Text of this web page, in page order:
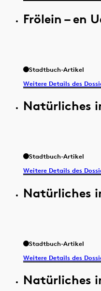
Frölein – en
Stadtbuch-Artikel
Weitere Details des
Natürliches
Stadtbuch-Artikel
Weitere Details des
Natürliches
Stadtbuch-Artikel
Weitere Details des
Natürliches